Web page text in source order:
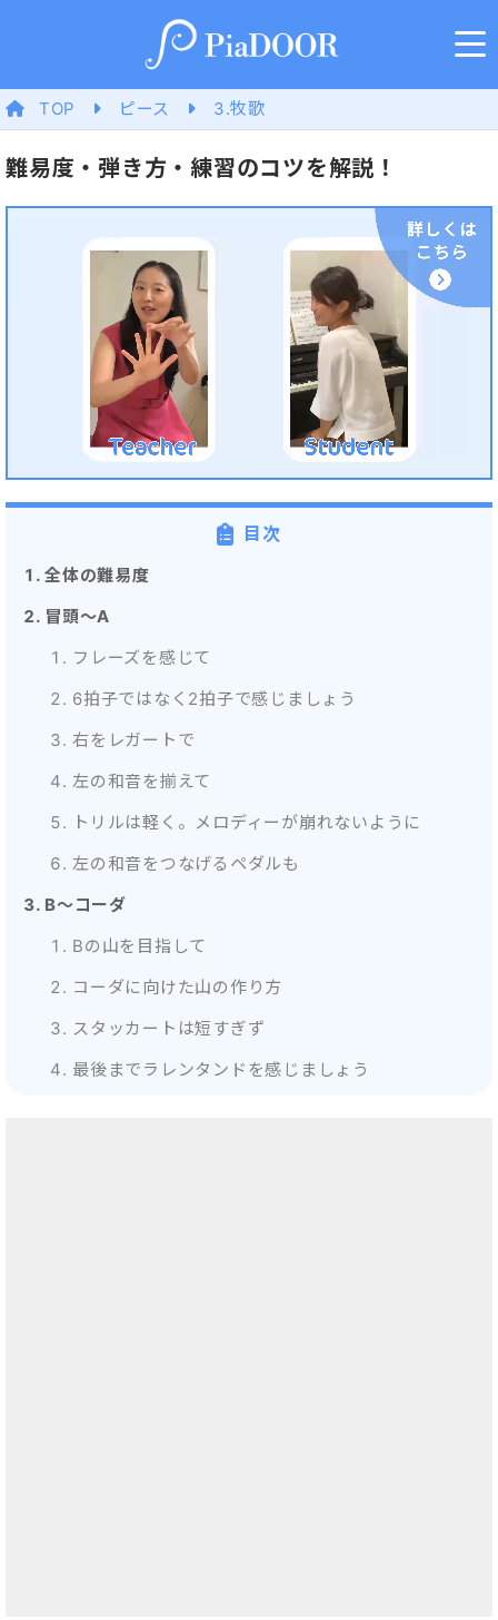
TOP ピース 3.牧歌
難易度・弾き方・練習のコツを解説！
目次
全体の難易度
冒頭～A
フレーズを感じて
6拍子ではなく2拍子で感じましょう
右をレガートで
左の和音を揃えて
トリルは軽く。メロディーが崩れないように
左の和音をつなげるペダルも
B～コーダ
Bの山を目指して
コーダに向けた山の作り方
スタッカートは短すぎず
最後までラレンタンドを感じましょう